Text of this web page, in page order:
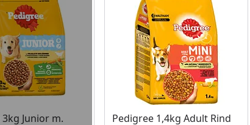
Junior m.
lieferbar
Pedigree 1,4kg Adult Rind
Produkt nicht lieferbar